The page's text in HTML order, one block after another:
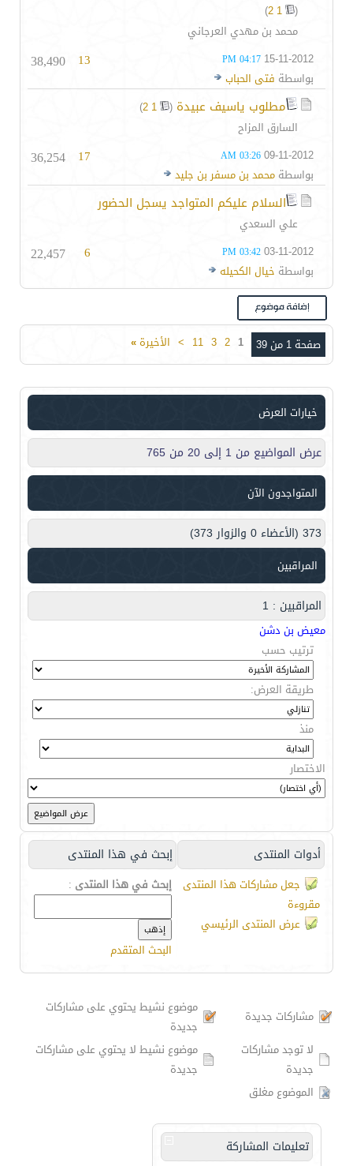
(
1
2
)
محمد بن مهدي العرجاني
15-11-2012
04:17 PM
بواسطة فتى الحباب
13
38,490
مطلوب ياسيف عبيدة (
1
2
)
السارق المزاح
09-11-2012
03:26 AM
بواسطة محمد بن مسفر بن جليد
17
36,254
السلام عليكم المتواجد يسجل الحضور
علي السعدي
03-11-2012
03:42 PM
بواسطة خيال الكحيله
6
22,457
صفحة 1 من 39 1
2
3
11
> الأخيرة»
خيارات العرض
عرض المواضيع من 1 إلى 20 من 765
المتواجدون الآن
373 (الأعضاء 0 والزوار 373)
المراقبين
المراقبين : 1
معيض بن دشن
ترتيب حسب
طريقة العرض:
منذ
الاختصار
أدوات المنتدى إبحث في هذا المنتدى
جعل مشاركات هذا المنتدى
مقروءة
عرض المنتدى الرئيسي
إبحث في هذا المنتدى :
البحث المتقدم
مشاركات جديدة
موضوع نشيط يحتوي على مشاركات
جديدة
لا توجد مشاركات
جديدة
موضوع نشيط لا يحتوي على مشاركات
جديدة
الموضوع مغلق
تعليمات المشاركة